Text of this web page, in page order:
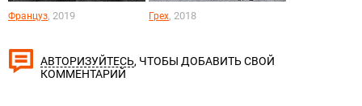
Француз, 2019 Грех, 2018
АВТОРИЗУЙТЕСЬ, ЧТОБЫ ДОБАВИТЬ СВОЙ
КОММЕНТАРИЙ